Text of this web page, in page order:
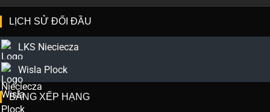
LỊCH SỬ ĐỐI ĐẦU
LKS Nieciecza
Wisla Plock
BẢNG XẾP HẠNG